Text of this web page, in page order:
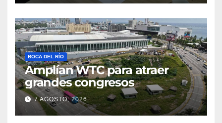
BOCA DEL RÍO
Amplían WTC para atraer
grandes congresos
7 AGOSTO, 2026